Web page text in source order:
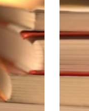
de
crecimiento y
educativa. El
junguiana del viaje